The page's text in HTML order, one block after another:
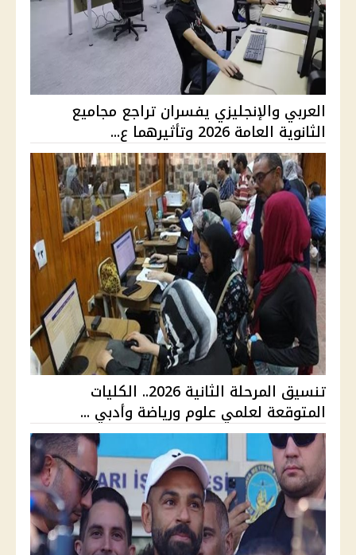
العربي والإنجليزي يفسران تراجع مجاميع
الثانوية العامة 2026 وتأثيرهما ع...
تنسيق المرحلة الثانية 2026.. الكليات
المتوقعة لعلمي علوم ورياضة وأدبي ...